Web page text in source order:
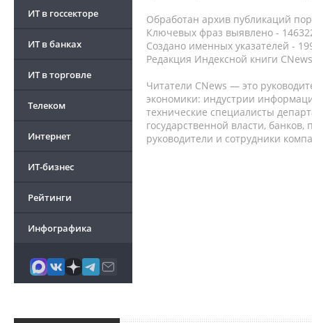
ИТ в госсекторе
ИТ в банках
ИТ в торговле
Телеком
Интернет
ИТ-бизнес
Рейтинги
Инфографика
Обработан архив публикаций
Ключевых фраз выявлено -
Создано именных указателей -
Редакция Индексной книги
Читатели CNews — это
экономики: индустрии
технические специалисты
государственной власти,
руководители и сотрудники